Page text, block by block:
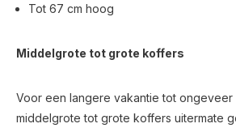
Tot 67 cm hoog
Middelgrote tot grote koffers
Voor een langere vakantie tot ongeveer
middelgrote tot grote koffers uitermate